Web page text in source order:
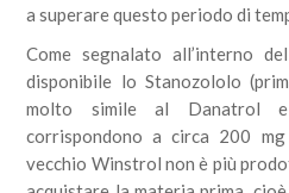
a superare questo periodo di
Come segnalato all’interno
disponibile lo Stanozololo
molto simile al Danatrol
corrispondono a circa 200
vecchio Winstrol non è più